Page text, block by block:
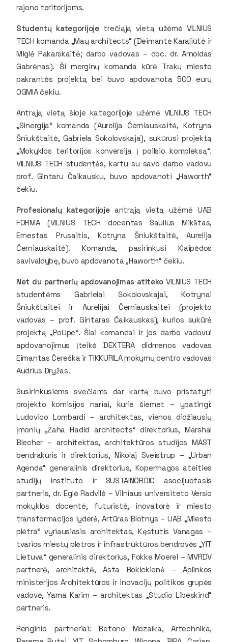
rajono teritorijoms.
Studentų kategorijoje trečiąją vietą užėmė VILNIUS
TECH komanda „May architects“ (Deimantė Karaliūtė ir
Miglė Pakarskaitė; darbo vadovas – doc. dr. Arnoldas
Gabrėnas). Ši merginų komanda kūrė Trakų miesto
pakrantės projektą bei buvo apdovanota 500 eurų
OGMIA čekiu.
Antrąją vietą šioje kategorijoje užėmė VILNIUS TECH
„Sinergija“ komanda (Aurelija Černiauskaitė, Kotryna
Šniukštaitė, Gabriela Sokolovskaja), sukūrusi projektą
„Mokyklos teritorijos konversija į poilsio kompleksą“.
VILNIUS TECH studentės, kartu su savo darbo vadovu
prof. Gintaru Čaikausku, buvo apdovanoti „Haworth“
čekiu.
Profesionalų kategorijojeantrąją vietą užėmė UAB
FORMA (VILNIUS TECH docentas Saulius Mikštas,
Ernestas Prusaitis, Kotryna Šniukštaitė, Aurelija
Černiauskaitė). Komanda, pasirinkusi Klaipėdos
savivaldybę, buvo apdovanota „Haworth“ čekiu.
Net du partnerių apdovanojimas atitekoVILNIUS TECH
studentėms Gabrielai Sokolovskajai, Kotrynai
Šniukštaitei ir Aurelijai Černiauskaitei (projekto
vadovas – prof. Gintaras Čaikauskas), kurios sukūrė
projektą „PoUpe“. Šiai komandai ir jos darbo vadovui
apdovanojimus įteikė DEXTERA didmenos vadovas
Eimantas Čereška ir TIKKURILA mokymų centro vadovas
Audrius Dryžas.
Susirinkusiems svečiams dar kartą buvo pristatyti
projekto komisijos nariai, kurie šiemet – ypatingi:
Ludovico Lombardi – architektas, vienos didžiausių
įmonių „Zaha Hadid architects“ direktorius, Marshal
Blecher – architektas, architektūros studijos MAST
bendrakūris ir direktorius, Nikolaj Sveistrup – „Urban
Agenda“ generalinis direktorius, Kopenhagos ateities
studijų instituto ir SUSTAINORDIC asocijuotasis
partneris, dr. Eglė Radvilė – Vilniaus universiteto Verslo
mokyklos docentė, futuristė, inovatorė ir miesto
transformacijos lyderė, Artūras Blotnys – UAB „Miesto
plėtra“ vyriausiasis architektas, Kęstutis Vanagas –
tvarios miestų plėtros ir infrastruktūros bendrovės „YIT
Lietuva“ generalinis direktorius, Fokke Moerel – MVRDV
partnerė, architektė, Asta Rokickienė – Aplinkos
ministerijos Architektūros ir inovacijų politikos grupės
vadovė, Yama Karim – architektas „Studio Libeskind“
partneris.
Renginio partneriai:Betono Mozaika, Artechnika,